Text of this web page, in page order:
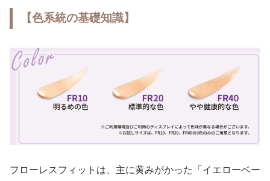
【色系統の基礎知識】
フローレスフィットは、主に黄みがかった「イエローベー